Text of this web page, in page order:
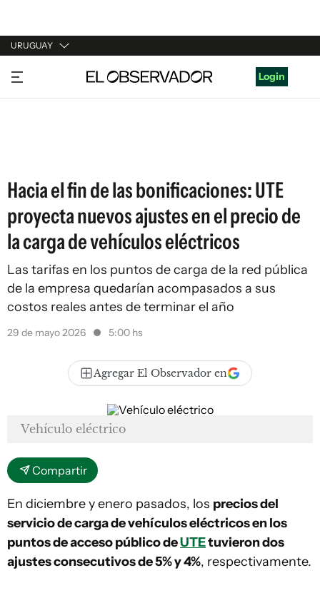
URUGUAY
URUGUAY
ARGENTINA
Login
Hacia el fin de las bonificaciones: UTE
proyecta nuevos ajustes en el precio de
la carga de vehículos eléctricos
Las tarifas en los puntos de carga de la red pública
de la empresa quedarían acompasados a sus
costos reales antes de terminar el año
29 de mayo 2026 5:00 hs
Agregar El Observador en
Vehículo eléctrico
Compartir
En diciembre y enero pasados, los precios del
servicio de carga de vehículos eléctricos en los
puntos de acceso público deUTEtuvieron dos
ajustes consecutivos de 5% y 4%, respectivamente.